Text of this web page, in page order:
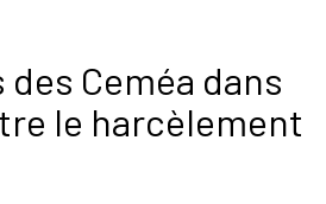
Ceméa dans
le harcèlement